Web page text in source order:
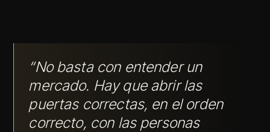
“No basta con entender un
mercado. Hay que abrir las
puertas correctas, en el orden
correcto, con las personas